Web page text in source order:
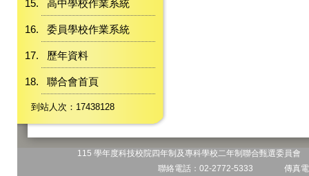
高中學校作業系統
委員學校作業系統
歷年資料
聯合會首頁
到站人次：17438128
115 學年度科技校院四年制及專科學校二年制聯合甄選委員
聯絡電話：02-2772-5333 傳真